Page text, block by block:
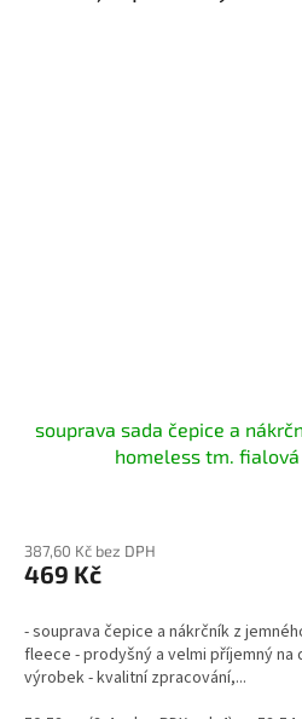
souprava sada čepice a
homeless tm.
387,60 Kč bez DPH
469 Kč
- souprava čepice a nákrčník z
fleece - prodyšný a velmi příjemný na
výrobek - kvalitní zpracování,...